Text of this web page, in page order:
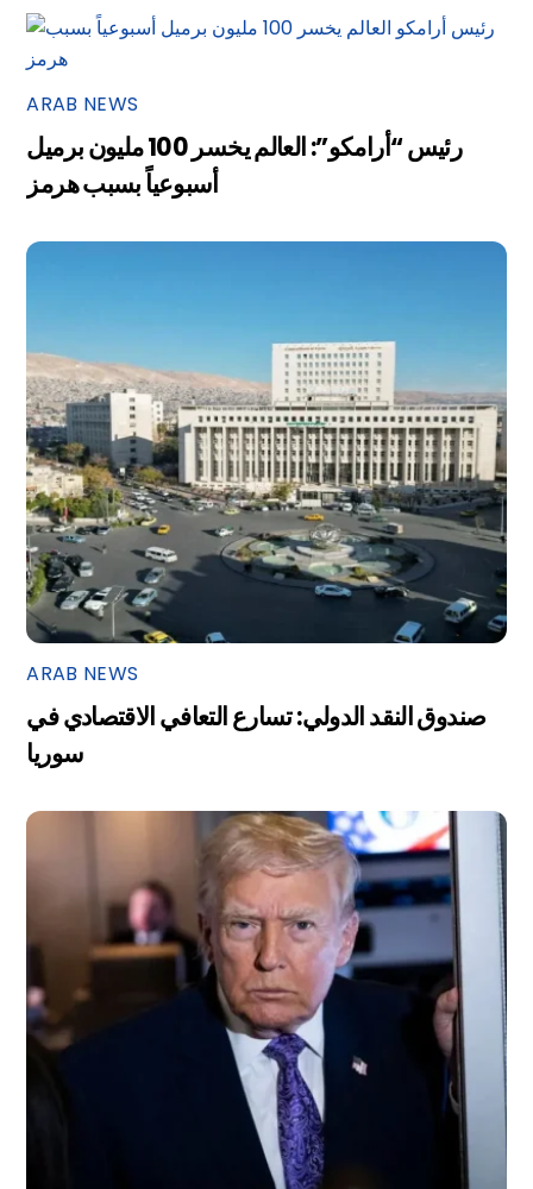
ARAB NEWS
رئيس “أرامكو”: العالم يخسر 100 مليون برميل
أسبوعياً بسبب هرمز
ARAB NEWS
صندوق النقد الدولي: تسارع التعافي الاقتصادي في
سوريا